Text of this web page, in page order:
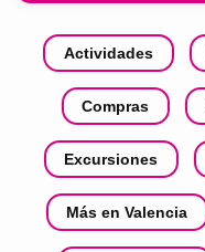
Actividades
Compras
Excursiones
Más en Valencia